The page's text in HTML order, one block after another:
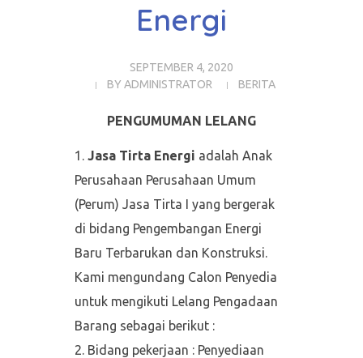
Energi
SEPTEMBER 4, 2020
BY ADMINISTRATOR BERITA
PENGUMUMAN LELANG
Jasa Tirta Energi adalah Anak
Perusahaan Perusahaan Umum
(Perum) Jasa Tirta I yang bergerak
di bidang Pengembangan Energi
Baru Terbarukan dan Konstruksi.
Kami mengundang Calon Penyedia
untuk mengikuti Lelang Pengadaan
Barang sebagai berikut :
Bidang pekerjaan : Penyediaan